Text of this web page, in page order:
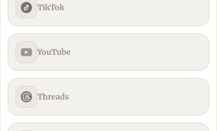
TikTok
YouTube
Threads